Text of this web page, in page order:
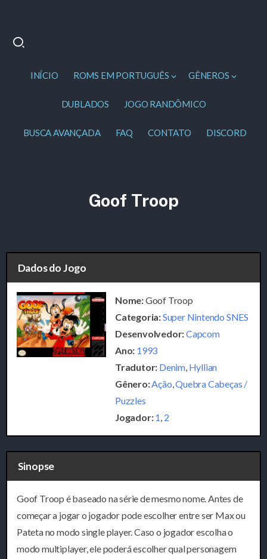
INÍCIO ROMS EM PORTUGUÊS GÊNEROS
DUBLADOS JOGO RANDÔMICO
BUSCA AVANÇADA FAQ CONTATO DISCORD
Goof Troop
Dados do Jogo
Nome:Goof Troop
Categoria:Super Nintendo SNES
Desenvolvedor:Capcom
Ano: 1993
Tradutor: Denim Hyllian
Gênero:Ação ,Quebra Cabeças /
Puzzles
Jogador:1 2
Sinopse
Goof Troop é baseado na série de mesmo nome. Antes de
começar a jogar o jogador pode escolher entre ser Max ou
Pateta no modo single player. Caso o jogador escolha o
modo multiplayer, ele poderá escolher qual personagem